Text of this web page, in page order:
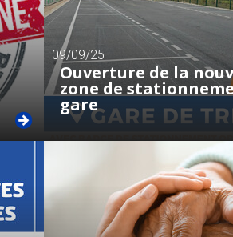
09/09/25
Ouverture de la
zone de
gare